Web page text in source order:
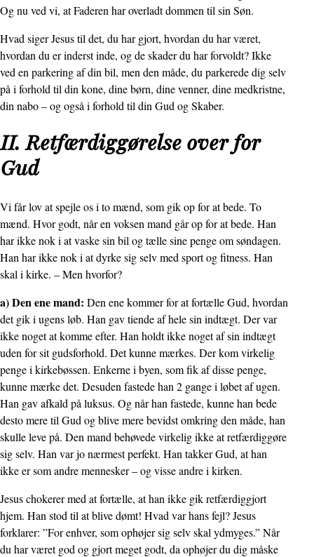
Og nu ved vi, at Faderen har overladt dommen til sin Søn.
Hvad siger Jesus til det, du har gjort, hvordan du har været,
hvordan du er inderst inde, og de skader du har forvoldt? Ikke
ved en parkering af din bil, men den måde, du parkerede dig selv
på i forhold til din kone, dine børn, dine venner, dine medkristne,
din nabo – og også i forhold til din Gud og Skaber.
II. Retfærdiggørelse over for
Gud
Vi får lov at spejle os i to mænd, som gik op for at bede. To
mænd. Hvor godt, når en voksen mand går op for at bede. Han
har ikke nok i at vaske sin bil og tælle sine penge om søndagen.
Han har ikke nok i at dyrke sig selv med sport og fitness. Han
skal i kirke. – Men hvorfor?
a) Den ene mand: Den ene kommer for at fortælle Gud, hvordan
det gik i ugens løb. Han gav tiende af hele sin indtægt. Der var
ikke noget at komme efter. Han holdt ikke noget af sin indtægt
uden for sit gudsforhold. Det kunne mærkes. Der kom virkelig
penge i kirkebøssen. Enkerne i byen, som fik af disse penge,
kunne mærke det. Desuden fastede han 2 gange i løbet af ugen.
Han gav afkald på luksus. Og når han fastede, kunne han bede
desto mere til Gud og blive mere bevidst omkring den måde, han
skulle leve på. Den mand behøvede virkelig ikke at retfærdig­gøre
sig selv. Han var jo nærmest perfekt. Han takker Gud, at han
ikke er som andre mennesker – og visse andre i kirken.
Jesus chokerer med at fortælle, at han ikke gik retfærdiggjort
hjem. Han stod til at blive dømt! Hvad var hans fejl? Jesus
forklarer: ”For enhver, som ophøjer sig selv skal ydmyges.” Når
du har været god og gjort meget godt, da ophøjer du dig måske